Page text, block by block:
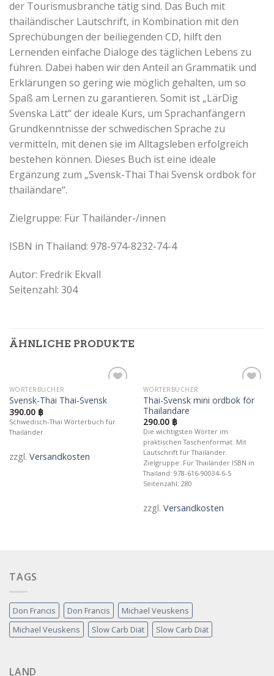
der Tourismusbranche tätig sind. Das Buch mit
thailändischer Lautschrift, in Kombination mit den
Sprechübungen der beiliegenden CD, hilft den
Lernenden einfache Dialoge des täglichen Lebens zu
führen. Dabei haben wir den Anteil an Grammatik und
Erklärungen so gering wie möglich gehalten, um so
Spaß am Lernen zu garantieren. Somit ist „LärDig
Svenska Lätt“ der ideale Kurs, um Sprachanfängern
Grundkenntnisse der schwedischen Sprache zu
vermitteln, mit denen sie im Alltagsleben erfolgreich
bestehen können. Dieses Buch ist eine ideale
Ergänzung zum „Svensk-Thai Thai Svensk ordbok för
thailändare“.
Zielgruppe: Für Thailänder-/innen
ISBN in Thailand: 978-974-8232-74-4
Autor: Fredrik Ekvall
Seitenzahl: 304
ÄHNLICHE PRODUKTE
Wunschliste
WÖRTERBÜCHER
Svensk-Thai Thai-Svensk
390.00 ฿
Schwedisch-Thai Wörterbuch für
Thailänder.
zzgl. Versandkosten
Wunschliste
WÖRTERBÜCHER
Thai-Svensk mini ordbok för
Thailandare
290.00 ฿
Die wichtigsten Wörter im
praktischen Taschenformat. Mit
Lautschrift für Thailänder.
Zielgruppe: Für Thailänder ISBN in
Thailand: 978-616-90034-6-5
Seitenzahl: 280
zzgl. Versandkosten
TAGS
Don Francis Don Francis
Michael Veuskens
Michael Veuskens
Slow Carb Diät Slow Carb Diät
LAND